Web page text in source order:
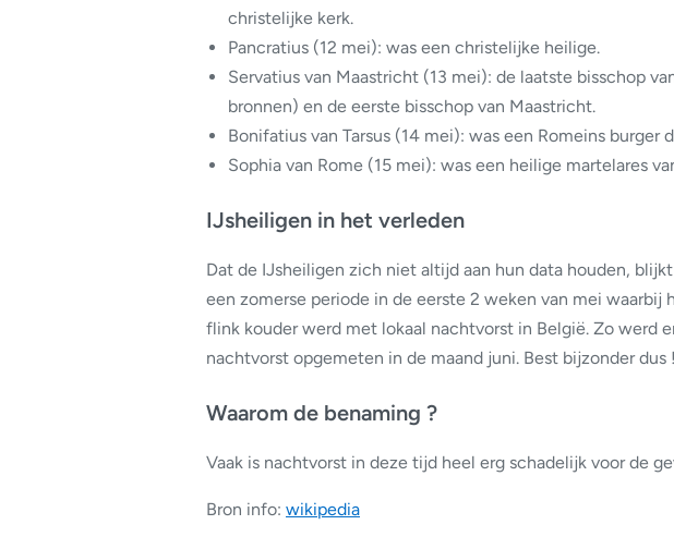
christelijke kerk.
Pancratius (12 mei): was een christelijke heilige.
Servatius van Maastricht (13 mei): de laatste bisschop
bronnen) en de eerste bisschop van Maastricht.
Bonifatius van Tarsus (14 mei): was een Romeins burger
Sophia van Rome (15 mei): was een heilige martelares
IJsheiligen in het verleden
Dat de IJsheiligen zich niet altijd aan hun data houden,
een zomerse periode in de eerste 2 weken van mei waarbij
flink kouder werd met lokaal nachtvorst in België. Zo werd
nachtvorst opgemeten in de maand juni. Best bijzonder dus !
Waarom de benaming ?
Vaak is nachtvorst in deze tijd heel erg schadelijk voor de
Bron info: wikipedia